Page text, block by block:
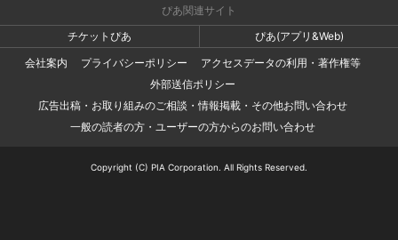
ぴあ関連サイト
チケットぴあ
ぴあ(アプリ&Web)
会社案内
プライバシーポリシー
アクセスデータの利用・著作権等
外部送信ポリシー
広告出稿・お取り組みのご相談・情報掲載・その他お問い合わせ
一般の読者の方・ユーザーの方からのお問い合わせ
Copyright (C) PIA Corporation. All Rights Reserved.